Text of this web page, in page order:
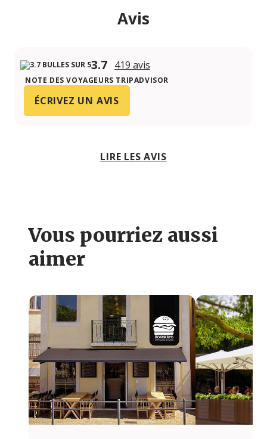
Avis
3.7 419 avis
NOTE DES VOYAGEURS TRIPADVISOR
ÉCRIVEZ UN AVIS
LIRE LES AVIS
Vous pourriez aussi
aimer